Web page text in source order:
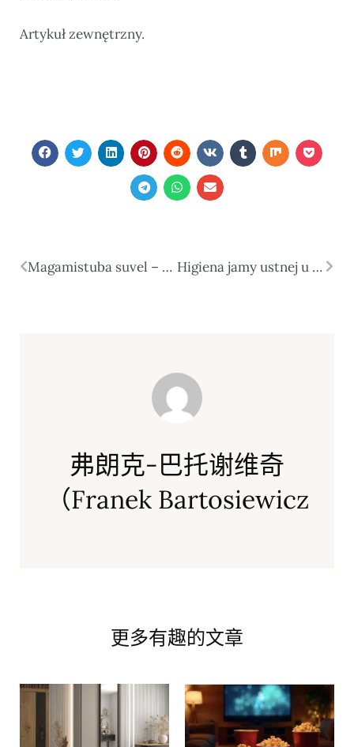
Artykuł zewnętrzny.
Magamistuba suvel – kuidas see sisustada nii, et kuumadel öödel hästi magada saaks? Higiena jamy ustnej u dzieci: jakie produkty warto stosować, by zapewnić skuteczną ochronę?
弗朗克-巴托谢维奇
（Franek Bartosiewicz
更多有趣的文章